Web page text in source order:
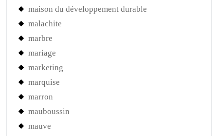
maison du développement durable
malachite
marbre
mariage
marketing
marquise
marron
mauboussin
mauve